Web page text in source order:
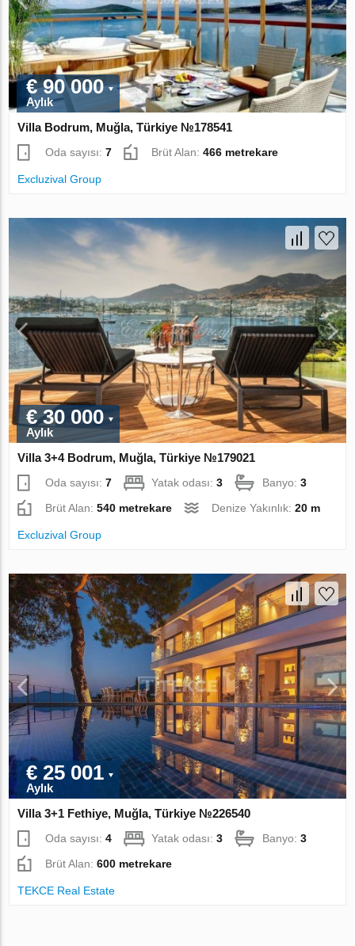
€ 90 000
Aylık
Villa Bodrum, Muğla, Türkiye №178541
Oda sayısı:7 Brüt Alan:466 metrekare
Excluzival Group
€ 30 000
Aylık
Villa 3+4 Bodrum, Muğla, Türkiye №179021
Oda sayısı:7 Yatak odası:3 Banyo:3
Brüt Alan:540 metrekare Denize Yakınlık:20 m
Excluzival Group
€ 25 001
Aylık
Villa 3+1 Fethiye, Muğla, Türkiye №226540
Oda sayısı:4 Yatak odası:3 Banyo:3
Brüt Alan:600 metrekare
TEKCE Real Estate